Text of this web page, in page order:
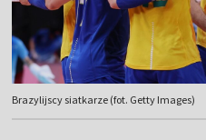
Brazylijscy siatkarze (fot. Getty Images)